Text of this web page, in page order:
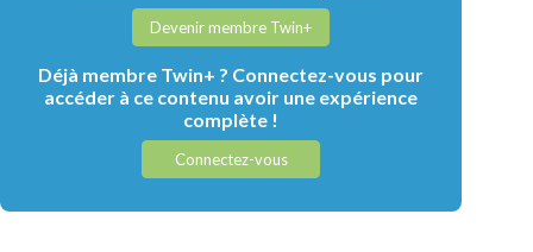
Devenir membre Twin+
Déjà membre Twin+ ? Connectez-vous pour
accéder à ce contenu avoir une expérience
complète !
Connectez-vous